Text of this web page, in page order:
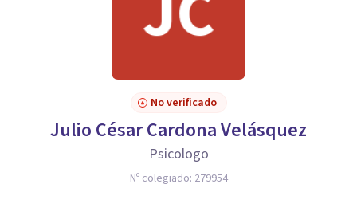
No verificado
Julio César Cardona Velásquez
Psicologo
Nº colegiado: 279954